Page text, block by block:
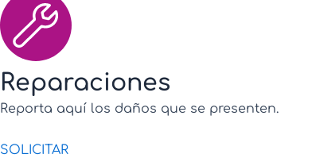
Reparaciones
Reporta aquí los daños que se presenten.
SOLICITAR